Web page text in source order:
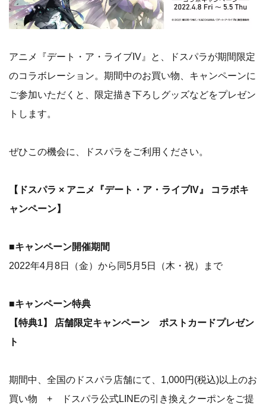
アニメ『デート・ア・ライブIV』と、ドスパラが期間限定
のコラボレーション。期間中のお買い物、キャンペーンに
ご参加いただくと、限定描き下ろしグッズなどをプレゼン
トします。
ぜひこの機会に、ドスパラをご利用ください。
【ドスパラ × アニメ『デート・ア・ライブIV』 コラボキ
ャンペーン】
■キャンペーン開催期間
2022年4月8日（金）から同5月5日（木・祝）まで
■キャンペーン特典
【特典1】 店舗限定キャンペーン ポストカードプレゼン
ト
期間中、全国のドスパラ店舗にて、1,000円(税込)以上のお
買い物 + ドスパラ公式LINEの引き換えクーポンをご提